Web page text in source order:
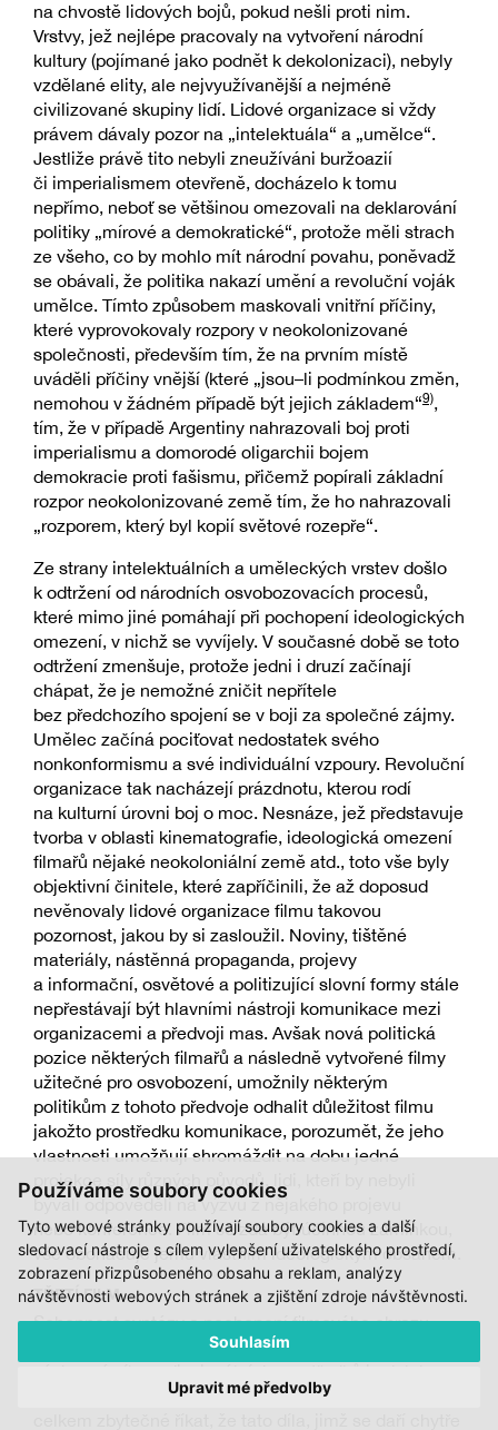
Používáme soubory cookies
Tyto webové stránky používají soubory cookies a další
sledovací nástroje s cílem vylepšení uživatelského prostředí,
zobrazení přizpůsobeného obsahu a reklam, analýzy
návštěvnosti webových stránek a zjištění zdroje návštěvnosti.
Souhlasím
Upravit mé předvolby
na chvostě lidových bojů, pokud nešli proti nim.
Vrstvy, jež nejlépe pracovaly na vytvoření národní
kultury (pojímané jako podnět k dekolonizaci), nebyly
vzdělané elity, ale nejvyužívanější a nejméně
civilizované skupiny lidí. Lidové organizace si vždy
právem dávaly pozor na „intelektuála“ a „umělce“.
Jestliže právě tito nebyli zneužíváni buržoazií
či imperialismem otevřeně, docházelo k tomu
nepřímo, neboť se většinou omezovali na deklarování
politiky „mírové a demokratické“, protože měli strach
ze všeho, co by mohlo mít národní povahu, poněvadž
se obávali, že politika nakazí umění a revoluční voják
umělce. Tímto způsobem maskovali vnitřní příčiny,
které vyprovokovaly rozpory v neokolonizované
společnosti, především tím, že na prvním místě
uváděli příčiny vnější (které „jsou–li podmínkou změn,
nemohou v žádném případě být jejich základem“9),
tím, že v případě Argentiny nahrazovali boj proti
imperialismu a domorodé oligarchii bojem
demokracie proti fašismu, přičemž popírali základní
rozpor neokolonizované země tím, že ho nahrazovali
„rozporem, který byl kopií světové rozepře“.
Ze strany intelektuálních a uměleckých vrstev došlo
k odtržení od národních osvobozovacích procesů,
které mimo jiné pomáhají při pochopení ideologických
omezení, v nichž se vyvíjely. V současné době se toto
odtržení zmenšuje, protože jedni i druzí začínají
chápat, že je nemožné zničit nepřítele
bez předchozího spojení se v boji za společné zájmy.
Umělec začíná pociťovat nedostatek svého
nonkonformismu a své individuální vzpoury. Revoluční
organizace tak nacházejí prázdnotu, kterou rodí
na kulturní úrovni boj o moc. Nesnáze, jež představuje
tvorba v oblasti kinematografie, ideologická omezení
filmařů nějaké neokoloniální země atd., toto vše byly
objektivní činitele, které zapříčinili, že až doposud
nevěnovaly lidové organizace filmu takovou
pozornost, jakou by si zasloužil. Noviny, tištěné
materiály, nástěnná propaganda, projevy
a informační, osvětové a politizující slovní formy stále
nepřestávají být hlavními nástroji komunikace mezi
organizacemi a předvoji mas. Avšak nová politická
pozice některých filmařů a následně vytvořené filmy
užitečné pro osvobození, umožnily některým
politikům z tohoto předvoje odhalit důležitost filmu
jakožto prostředku komunikace, porozumět, že jeho
vlastnosti umožňují shromáždit na dobu jedné
projekce síly různých původů, lidi, kteří by nebyli
bývali odpověděli na výzvu z nějakého projevu
nebo konference. Film se zdá být účinnou záminkou,
vše obohacuje jemu vlastním ideologickým obsahem.
TŘETÍ FILM
Schopnost syntézy a pochopení filmového obrazu,
možnosti živého dokumentu a holé skutečnosti,
účinnější než jakýkoli jiný komunikační prostředek. Je